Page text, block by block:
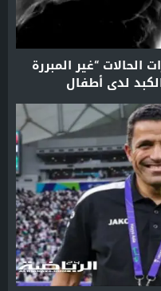
“غير المبررة
لدى أطفال